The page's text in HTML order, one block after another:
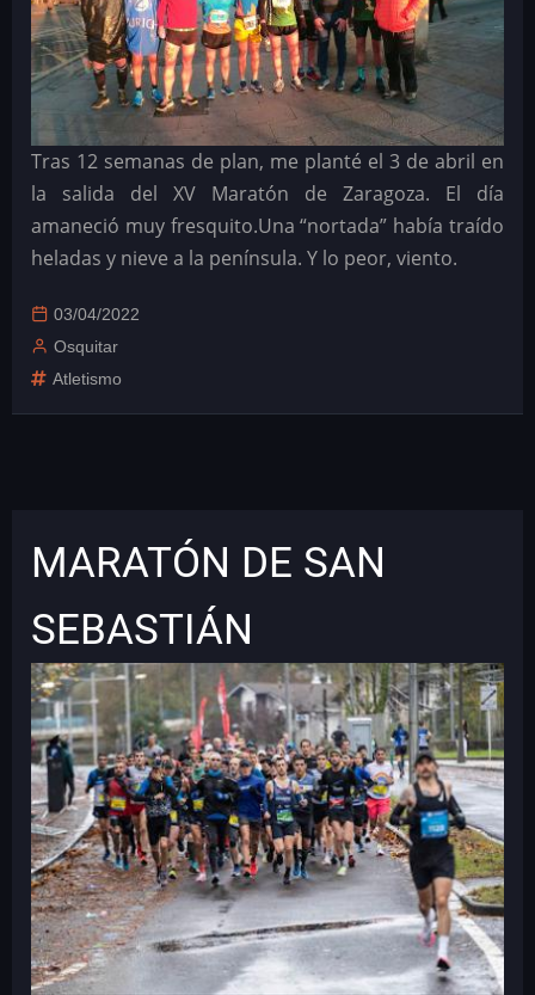
Tras 12 semanas de plan, me planté el 3 de abril en
la salida del XV Maratón de Zaragoza. El día
amaneció muy fresquito.Una “nortada” había traído
heladas y nieve a la península. Y lo peor, viento.
03/04/2022
Osquitar
Atletismo
MARATÓN DE SAN
SEBASTIÁN